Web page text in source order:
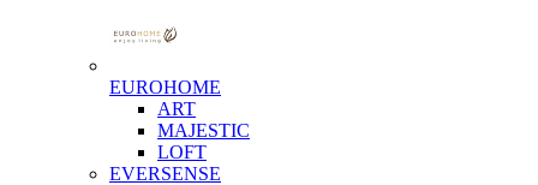
EUROHOME
ART
MAJESTIC
LOFT
EVERSENSE